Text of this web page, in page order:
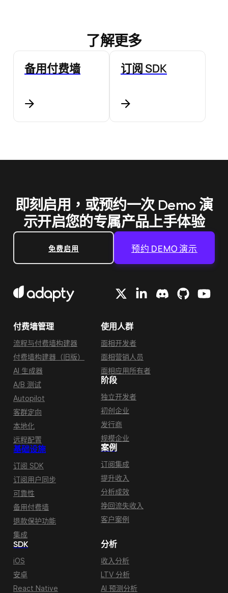
了解更多
备用付费墙 订阅 SDK
即刻启用，或预约一次 Demo 演
示开启您的专属产品上手体验
免费启用 预约 DEMO 演示
付费墙管理
流程与付费墙构建器
付费墙构建器（旧版）
AI 生成器
A/B 测试
Autopilot
客群定向
本地化
远程配置
基础设施
订阅 SDK
订阅用户同步
可靠性
备用付费墙
退款保护功能
集成
使用人群
面相开发者
面相营销人员
面相应用所有者
阶段
独立开发者
初创企业
发行商
规模企业
案例
订阅集成
提升收入
分析成效
挽回流失收入
客户案例
SDK
iOS
安卓
React Native
分析
收入分析
LTV 分析
AI 预测分析